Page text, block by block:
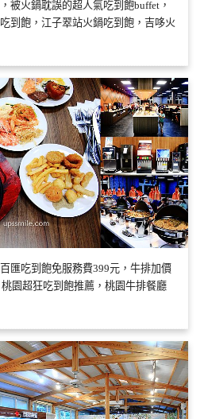
被火鍋耽誤的超人氣吃到飽buffet，
到飽，江子翠站火鍋吃到飽，吉哆火
匯吃到飽免服務費399元，牛排加價
園超狂吃到飽推薦，桃園牛排餐廳